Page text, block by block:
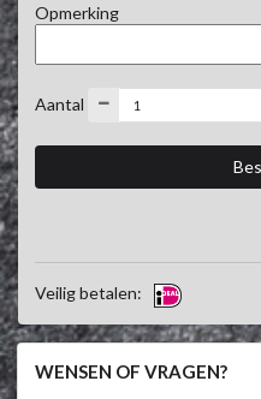
Opmerking
Aantal
Veilig betalen:
WENSEN OF VRAGEN?